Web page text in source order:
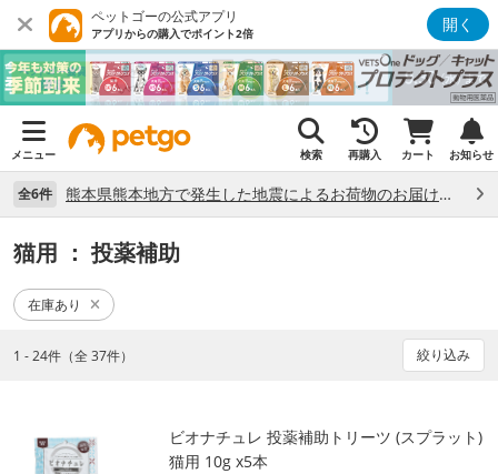
ペットゴーの公式アプリ
アプリからの購入でポイント2倍 開く
メニュー 検索 再購入 カート お知らせ
全6件 熊本県熊本地方で発生した地震によるお荷物のお届け状況について （7/28）
猫用 ： 投薬補助
在庫あり
1 - 24件（全 37件） 絞り込み
ビオナチュレ 投薬補助トリーツ (スプラット)
猫用 10g x5本